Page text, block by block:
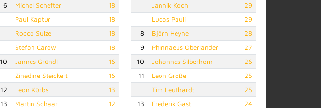
6
Michel Schefter
18
Paul Kaptur
18
Rocco Sulze
18
Stefan Carow
18
10
Jannes Gründl
16
Zinedine Steickert
16
12
Leon Kürbs
13
13
Martin Schaar
12
Jannik Koch
29
Lucas Pauli
29
8
Björn Heyne
28
9
Phinnaeus Oberländer
27
10
Johannes Silberhorn
26
11
Leon Große
25
Tim Leuthardt
25
13
Frederik Gast
24